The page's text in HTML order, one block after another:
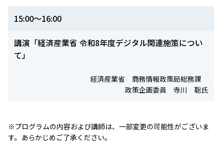
15:00～16:00
講演「経済産業省 令和8年度デジタル関連施策につい
て」
経済産業省 商務情報政策局総務課
政策企画委員 寺川 聡氏
※プログラムの内容および講師は、一部変更の可能性がございま
す。あらかじめご了承ください。